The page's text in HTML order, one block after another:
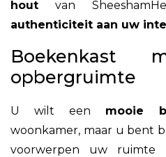
hout van Sheesham
authenticiteit aan uw
Boekenkast
opbergruimte
U wilt een mooie
woonkamer, maar u bent
voorwerpen uw ruimte